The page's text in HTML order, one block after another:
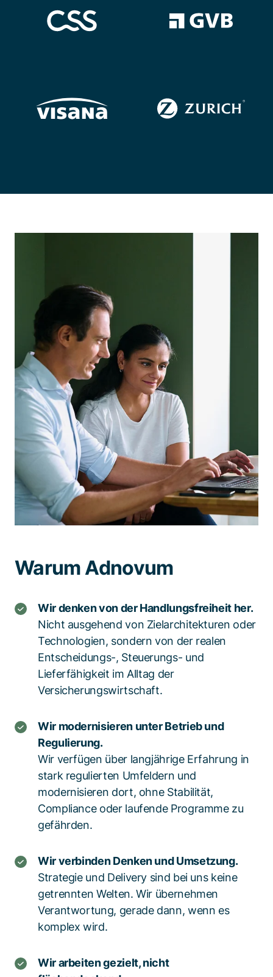
Warum Adnovum
Wir denken von der Handlungsfreiheit her.
Nicht ausgehend von Zielarchitekturen oder
Technologien, sondern von der realen
Entscheidungs-, Steuerungs- und
Lieferfähigkeit im Alltag der
Versicherungswirtschaft.
Wir modernisieren unter Betrieb und
Regulierung.
Wir verfügen über langjährige Erfahrung in
stark regulierten Umfeldern und
modernisieren dort, ohne Stabilität,
Compliance oder laufende Programme zu
gefährden.
Wir verbinden Denken und Umsetzung.
Strategie und Delivery sind bei uns keine
getrennten Welten. Wir übernehmen
Verantwortung, gerade dann, wenn es
komplex wird.
Wir arbeiten gezielt, nicht